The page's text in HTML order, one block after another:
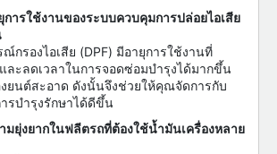
การใช้งานของระบบควบคุมการปล่อยไอเสีย
กรองไอเสีย (DPF) มีอายุการใช้งานที่
ละลดเวลาในการจอดซ่อมบำรุงได้มากขึ้น
งยนต์สะอาด ดังนั้นจึงช่วยให้คุณจัดการกับ
รบำรุงรักษาได้ดีขึ้น
มยุ่งยากในฟลีตรถที่ต้องใช้น้ำมันเครื่องหลาย